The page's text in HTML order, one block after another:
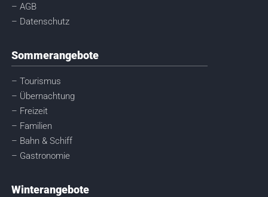
– AGB
– Datenschutz
Sommerangebote
– Tourismus
– Übernachtung
– Freizeit
– Familien
– Bahn & Schiff
– Gastronomie
Winterangebote